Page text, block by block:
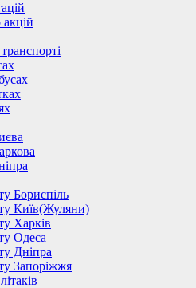
Бориспіль
Київ(Жуляни)
Харків
Одеса
Дніпра
Запоріжжя